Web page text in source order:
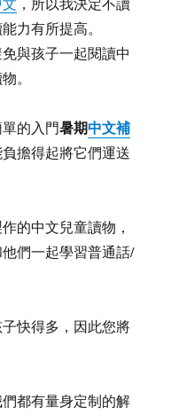
力有所提高。
與孩子一起閱讀中
。
的入門暑期中文補
擔得起將它們運送
的中文兒童讀物，
們一起學習普通話/
快得多，因此您將
都有量身定制的解